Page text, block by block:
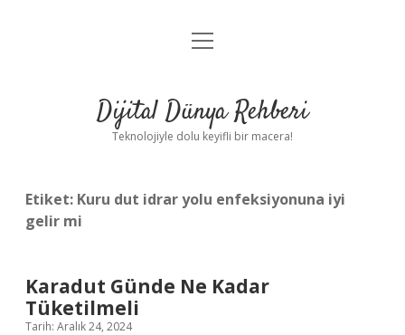
Anasayfa
Yasal Uyarı
menüyü
Dijital Dünya Rehberi
Teknolojiyle dolu keyifli bir macera!
Etiket: Kuru dut idrar yolu enfeksiyonuna iyi
gelir mi
Karadut Günde Ne Kadar
Tüketilmeli
Tarih: Aralık 24, 2024